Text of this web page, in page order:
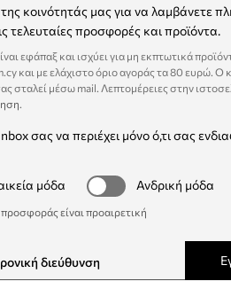
της κοινότητάς μας για να λαμβάνετε
τελευταίες προσφορές και προϊόντα.
εφάπαξ και ισχύει για μη εκπτωτικά
και με ελάχιστο όριο αγοράς τα 80 ευρώ. Ο
σταλεί μέσω mail. Λεπτομέρειες στην
.
σας να περιέχει μόνο ό,τι σας
μόδα
Ανδρική μόδα
είναι προαιρετική